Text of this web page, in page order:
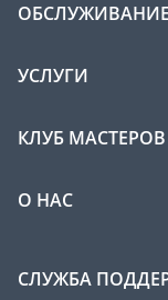
УСЛУГИ
КЛУБ МАСТЕРОВ
О НАС
СЛУЖБА